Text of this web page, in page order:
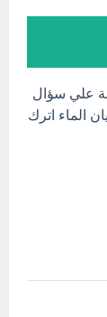
علي سؤال
الماء اترك